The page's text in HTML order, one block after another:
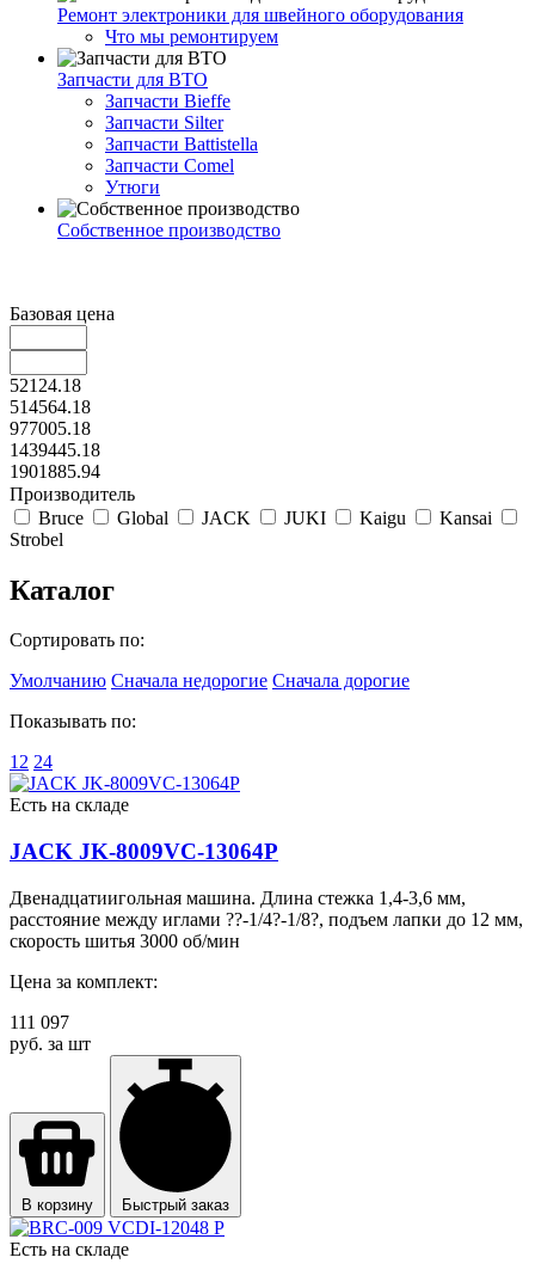
Ремонт электроники для швейного оборудования
Что мы ремонтируем
Запчасти для ВТО
Запчасти Bieffe
Запчасти Silter
Запчасти Battistella
Запчасти Comel
Утюги
Собственное производство
Базовая цена
52124.18
514564.18
977005.18
1439445.18
1901885.94
Производитель
Bruce
Global JACK JUKI Kaigu
Kansai
Strobel
Каталог
Сортировать по:
Умолчанию Сначала недорогие Сначала дорогие
Показывать по:
12 24
Есть на складе
JACK JK-8009VC-13064P
Двенадцатиигольная машина. Длина стежка 1,4-3,6 мм,
расстояние между иглами ??-1/4?-1/8?, подъем лапки до 12 мм,
скорость шитья 3000 об/мин
Цена за комплект:
111 097
руб. за шт
В корзину Быстрый заказ
Есть на складе